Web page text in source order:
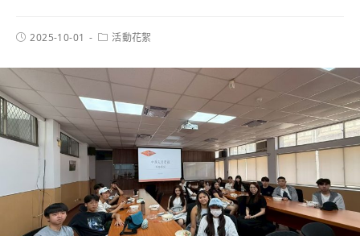
2025-10-01 活動花絮